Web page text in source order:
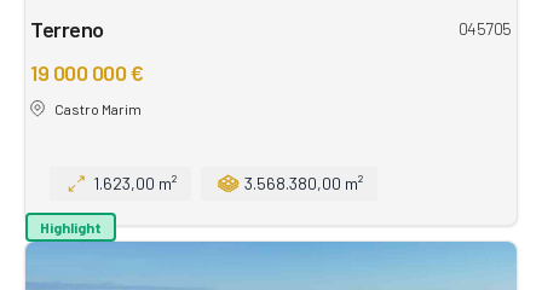
Terreno 045705
19 000 000 €
Castro Marim
1.623,00 m² 3.568.380,00 m²
Highlight